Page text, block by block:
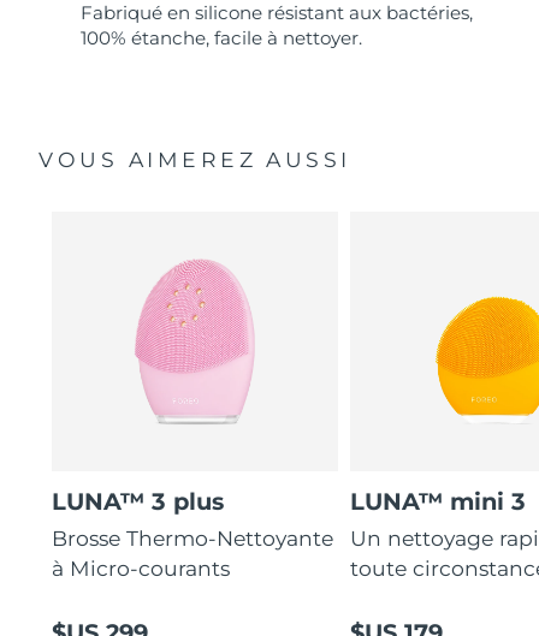
Fabriqué en silicone résistant aux bactéries,
100% étanche, facile à nettoyer.
VOUS AIMEREZ AUSSI
LUNA™ 3 plus
Brosse Thermo-Nettoyante
à Micro-courants
LUNA™ mini 3
Un nettoyage
toute